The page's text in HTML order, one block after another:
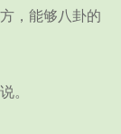
，能够八卦的
。